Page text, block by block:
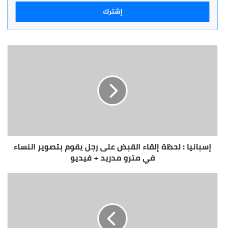
إسبانيا
بتصوير
النساء
في
مدريد
إسبانيا : لحظة إلقاء القبض على رجل يقوم بتصوير النساء
في مترو مدريد + فيديو